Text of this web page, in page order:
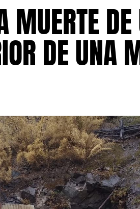
MUERTE
DE UNA